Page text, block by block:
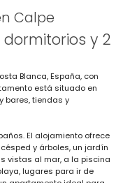
Calpe
y 2
Blanca, España, con
está situado en
bares, tiendas y
El alojamiento ofrece
y árboles, un jardín
vistas al mar, a la piscina
lugares para ir de